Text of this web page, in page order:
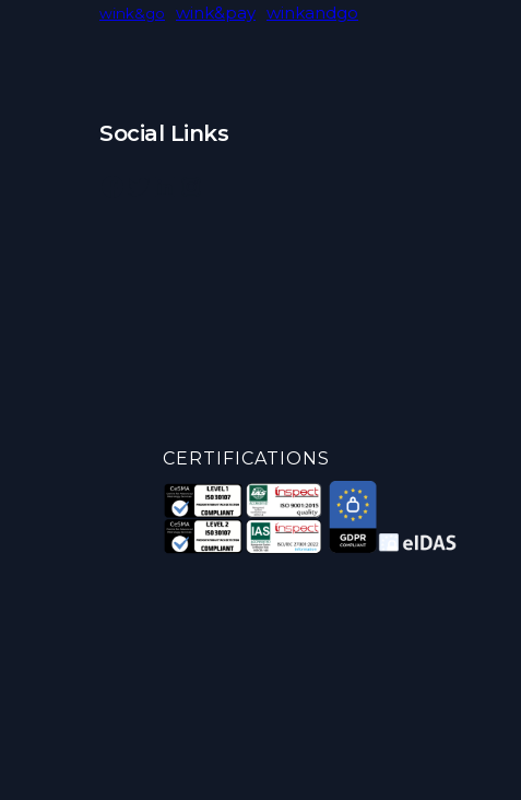
wink&go wink&pay winkandgo
Social Links
CERTIFICATIONS